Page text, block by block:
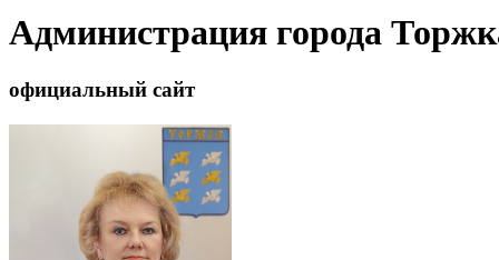
Администрация города
официальный сайт